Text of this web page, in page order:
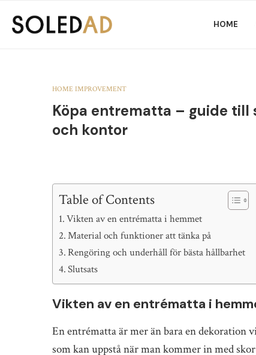
HOME
HOME IMPROVEMENT
Köpa entrematta – guide
och kontor
Table of Contents
Vikten av en entrématta i hemmet
Material och funktioner att tänka på
Rengöring och underhåll för bästa hållbarhet
Slutsats
Vikten av en entrématta i
En entrématta är mer än bara en dekoration
som kan uppstå när man kommer in med